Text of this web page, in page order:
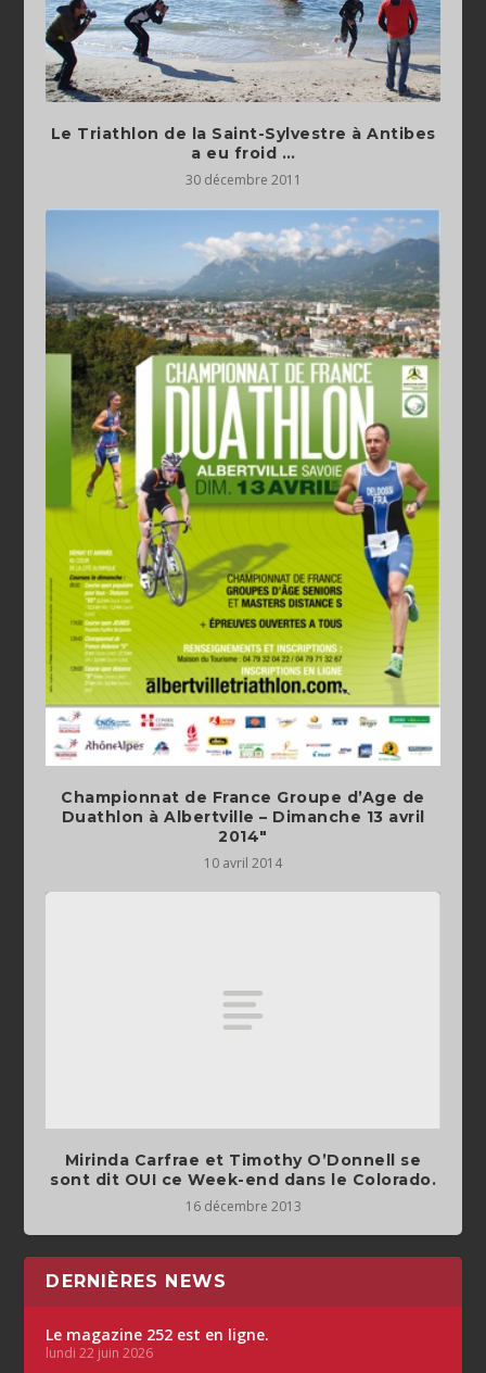
Le Triathlon de la Saint-Sylvestre à Antibes
a eu froid …
30 décembre 2011
Championnat de France Groupe d’Age de
Duathlon à Albertville – Dimanche 13 avril
2014″
10 avril 2014
Mirinda Carfrae et Timothy O’Donnell se
sont dit OUI ce Week-end dans le Colorado.
16 décembre 2013
DERNIÈRES NEWS
Le magazine 252 est en ligne.
lundi 22 juin 2026